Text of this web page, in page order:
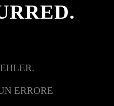
ERRORE